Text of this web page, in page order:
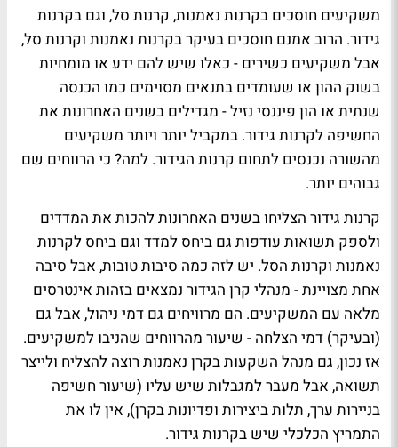
משקיעים חוסכים בקרנות נאמנות, קרנות סל, וגם בקרנות
גידור. הרוב אמנם חוסכים בעיקר בקרנות נאמנות וקרנות סל,
אבל משקיעים כשירים - כאלו שיש להם ידע או מומחיות
בשוק ההון או שעומדים בתנאים מסוימים כמו הכנסה
שנתית או הון פיננסי נזיל - מגדילים בשנים האחרונות את
החשיפה לקרנות גידור. במקביל יותר ויותר משקיעים
מהשורה נכנסים לתחום קרנות הגידור. למה? כי הרווחים שם
גבוהים יותר.
קרנות גידור הצליחו בשנים האחרונות להכות את המדדים
ולספק תשואות עודפות גם ביחס למדד וגם ביחס לקרנות
נאמנות וקרנות הסל. יש לזה כמה סיבות טובות, אבל סיבה
אחת מצויינת - מנהלי קרן הגידור נמצאים בזהות אינטרסים
מלאה עם המשקיעים. הם מרוויחים גם דמי ניהול, אבל גם
(ובעיקר) דמי הצלחה - שיעור מהרווחים שהניבו למשקיעים.
אז נכון, גם מנהל השקעות בקרן נאמנות רוצה להצליח ולייצר
תשואה, אבל מעבר למגבלות שיש עליו (שיעור חשיפה
בניירות ערך, תלות ביצירות ופדיונות בקרן), אין לו את
התמריץ הכלכלי שיש בקרנות גידור.